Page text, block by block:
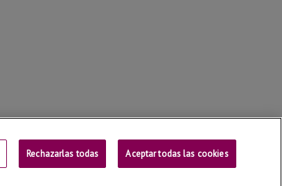
Contactar Universitat de Lleida
Rechazarlas todas Aceptar todas las cookies